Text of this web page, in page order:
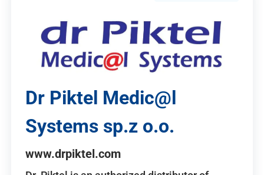
Dr Piktel Medic@l
Systems sp.z o.o.
www.drpiktel.com